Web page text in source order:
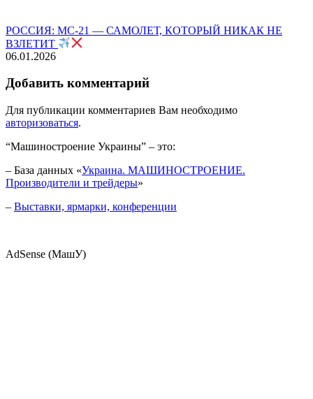
РОССИЯ: МС-21 — САМОЛЕТ, КОТОРЫЙ НИКАК НЕ
ВЗЛЕТИТ
06.01.2026
Добавить комментарий
Для публикации комментариев Вам необходимо
авторизоваться.
“Машиностроение Украины” – это:
– База данных «Украина. МАШИНОСТРОЕНИЕ.
Производители и трейдеры»
– Выставки, ярмарки, конференции
AdSense (МашУ)